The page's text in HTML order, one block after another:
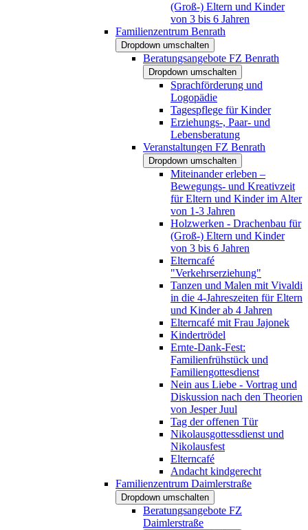
(Groß-) Eltern und Kinder
von 3 bis 6 Jahren
Familienzentrum Benrath
Dropdown umschalten
Beratungsangebote FZ Benrath
Dropdown umschalten
Sprachförderung und
Logopädie
Tagespflege für Kinder
Erziehungs-, Paar- und
Lebensberatung
Veranstaltungen FZ Benrath
Dropdown umschalten
Miteinander erleben –
Bewegungs- und Kreativzeit
für Eltern und Kinder im Alter
von 1-3 Jahren
Holzwerken - Drachenbau für
(Groß-) Eltern und Kinder
von 3 bis 6 Jahren
Elterncafé
"Verkehrserziehung"
Tanzen und Malen mit Vivaldi
in die 4-Jahreszeiten für Eltern
und Kinder ab 4 Jahren
Elterncafé mit Frau Jajonek
Kindertrödel
Ernte-Dank-Fest:
Familienfrühstück und
Familiengottesdienst
Nein aus Liebe - Vortrag und
Diskussion nach den Theorien
von Jesper Juul
Tag der offenen Tür
Nikolausgottessdienst und
Nikolausfest
Elterncafé
Andacht kindgerecht
Familienzentrum Daimlerstraße
Dropdown umschalten
Beratungsangebote FZ
Daimlerstraße